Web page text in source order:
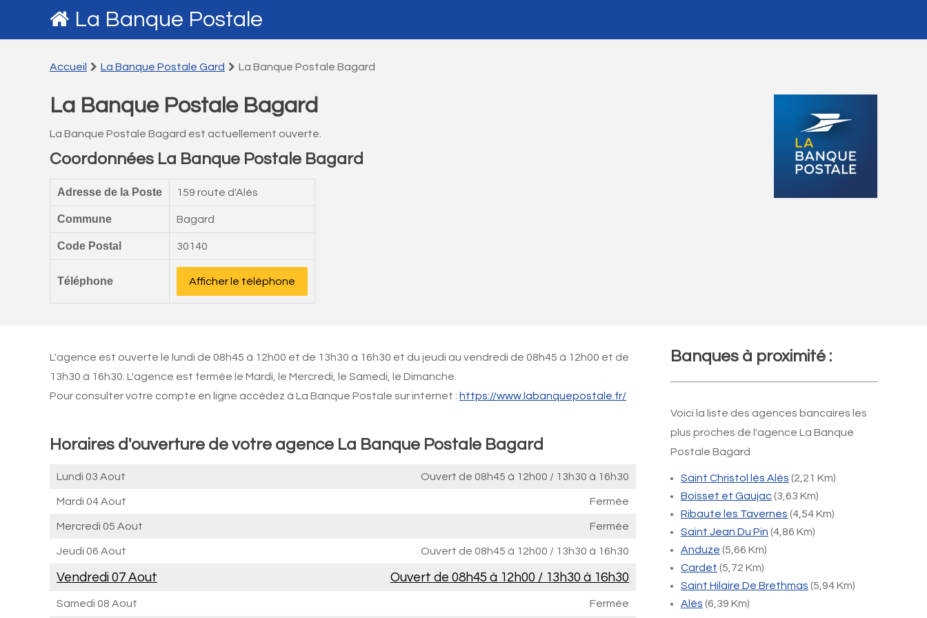
La Banque Postale
Accueil La Banque Postale Gard La Banque Postale Bagard
La Banque Postale Bagard
La Banque Postale Bagard est actuellement ouverte.
Coordonnées La Banque Postale Bagard
Adresse de la Poste 159 route d'Alès
Commune Bagard
Code Postal 30140
Téléphone Afficher le téléphone
L'agence est ouverte le lundi de 08h45 à 12h00 et de 13h30 à 16h30 et du jeudi au vendredi de 08h45 à 12h00 et de
13h30 à 16h30. L'agence est fermée le Mardi, le Mercredi, le Samedi, le Dimanche.
Pour consulter votre compte en ligne accédez à La Banque Postale sur internet : https://www.labanquepostale.fr/
Horaires d'ouverture de votre agence La Banque Postale Bagard
Lundi 03 Aout Ouvert de 08h45 à 12h00 / 13h30 à 16h30
Mardi 04 Aout Fermée
Mercredi 05 Aout Fermée
Jeudi 06 Aout Ouvert de 08h45 à 12h00 / 13h30 à 16h30
Vendredi 07 Aout Ouvert de 08h45 à 12h00 / 13h30 à 16h30
Samedi 08 Aout Fermée
Banques à proximité :
Voici la liste des agences bancaires les
plus proches de l'agence La Banque
Postale Bagard
Saint Christol lès Alès (2,21 Km)
Boisset et Gaujac(3,63 Km)
Ribaute les Tavernes (4,54 Km)
Saint Jean Du Pin (4,86 Km)
Anduze (5,66 Km)
Cardet (5,72 Km)
Saint Hilaire De Brethmas (5,94 Km)
Alès (6,39 Km)